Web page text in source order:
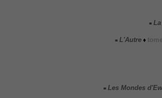
■
■ L'Autre ♦
■ Les Mondes